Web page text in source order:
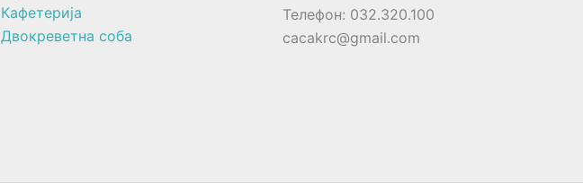
Кафетерија
Двокреветна соба
Телефон: 032.320.100
cacakrc@gmail.com